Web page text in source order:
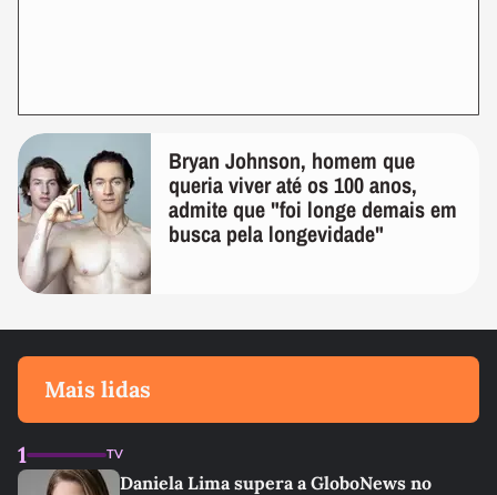
Bryan Johnson, homem que
queria viver até os 100 anos,
admite que "foi longe demais em
busca pela longevidade"
Mais lidas
1 TV
Daniela Lima supera a GloboNews no